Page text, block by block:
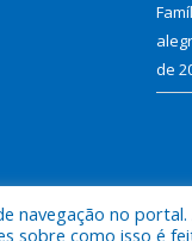
de
Municipal de São Miguel
navegação no
sobre como isso é